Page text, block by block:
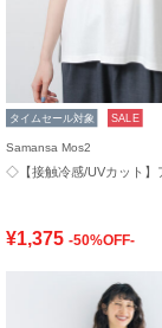
タイムセール対象 SALE
Samansa Mos2
¥1,375 -50%OFF-